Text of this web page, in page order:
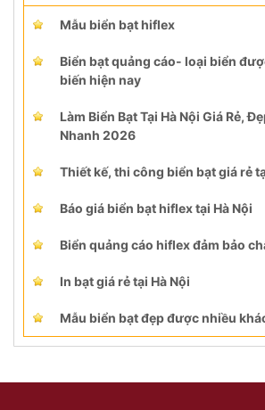
Mẫu biển bạt hiflex
Biển bạt quảng cáo- loại biển
biến hiện nay
Làm Biển Bạt Tại Hà Nội Giá Rẻ,
Nhanh 2026
Thiết kế, thi công biển bạt giá rẻ
Báo giá biển bạt hiflex tại Hà Nội
Biển quảng cáo hiflex đảm bảo
In bạt giá rẻ tại Hà Nội
Mẫu biển bạt đẹp được nhiều